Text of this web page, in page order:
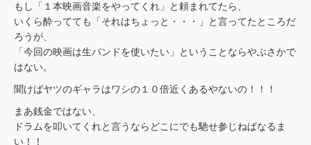
もし「１本映画音楽をやってくれ」と頼まれてたら、
いくら酔ってても「それはちょっと・・・」と言ってたところだ
ろうが、
「今回の映画は生バンドを使いたい」ということならやぶさかで
はない。
聞けばヤツのギャラはワシの１０倍近くあるやないの！！！
まあ銭金ではない、
ドラムを叩いてくれと言うならどこにでも馳せ参じねばなるま
い！！